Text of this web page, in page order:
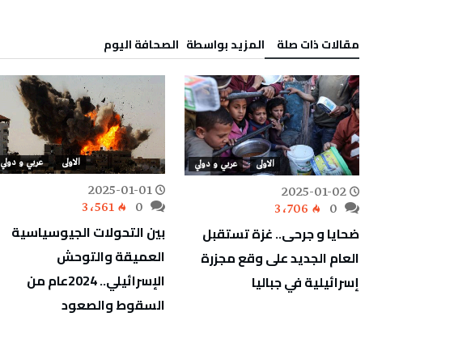
‫مقالات ذات صلة‬ ‫‫المزيد بواسطة‬ ‬ ‭ ‬الصحافة‭ ‬اليوم
الاولى عربي و دولي
2025-01-02
3٬706
ضحايا و جرحى.. غزة تستقبل
العام الجديد على وقع مجزرة
إسرائيلية في جباليا
الاولى عربي و دولي
2025-01-01
3٬561
بين التحولات الجيوسياسية
العميقة والتوحش
الإسرائيلي.. 2024عام من
السقوط والصعود